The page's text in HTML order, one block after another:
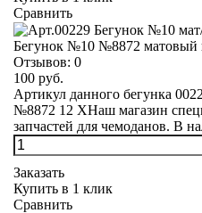
Сравнить
Бегунок №10 №8872 матовый
Отзывов: 0
100 руб.
Артикул данного бегунка
№8872 12 XНаш магазин
запчастей для чемоданов. В
Заказать
Купить в 1 клик
Сравнить